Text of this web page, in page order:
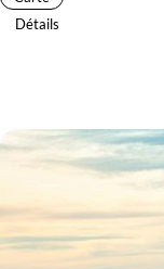
Détails